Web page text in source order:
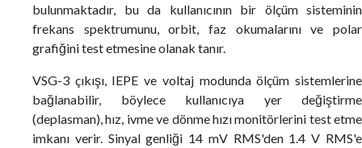
bulunmaktadır, bu da kullanıcının bir ölçüm sisteminin
frekans spektrumunu, orbit, faz okumalarını ve polar
grafiğini test etmesine olanak tanır.
VSG-3 çıkışı, IEPE ve voltaj modunda ölçüm sistemlerine
bağlanabilir, böylece kullanıcıya yer değiştirme
(deplasman), hız, ivme ve dönme hızı monitörlerini test etme
imkanı verir. Sinyal genliği 14 mV RMS'den 1.4 V RMS'e